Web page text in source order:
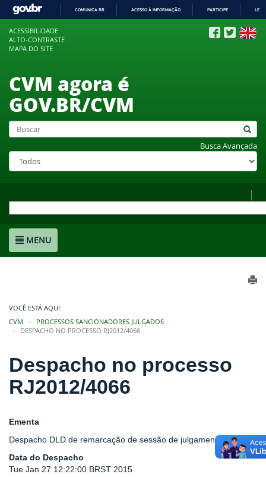
COMUNICA BR ACESSO À INFORMAÇÃO PARTICIPE
ACESSIBILIDADE
ALTO-CONTRASTE
MAPA DO SITE
CVM agora é
GOV.BR/CVM
Busca Avançada
MENU
VOCÊ ESTÁ AQUI:
CVM
PROCESSOS SANCIONADORES JULGADOS
DESPACHO NO PROCESSO RJ2012/4066
Despacho no processo
RJ2012/4066
Ementa
Despacho DLD de remarcação de sessão de julgamento
Data do Despacho
Tue Jan 27 12:22:00 BRST 2015